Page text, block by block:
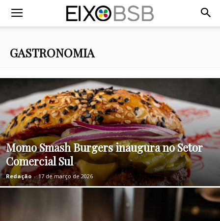
GASTRONOMIA
Momo Smash Burgers inaugura no Setor
Comercial Sul
Redação - 17 de março de 2026